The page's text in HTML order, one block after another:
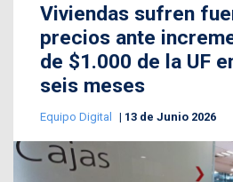
Viviendas sufren
precios ante
de $1.000 de la UF
seis meses
Equipo Digital 13 de Junio 2026